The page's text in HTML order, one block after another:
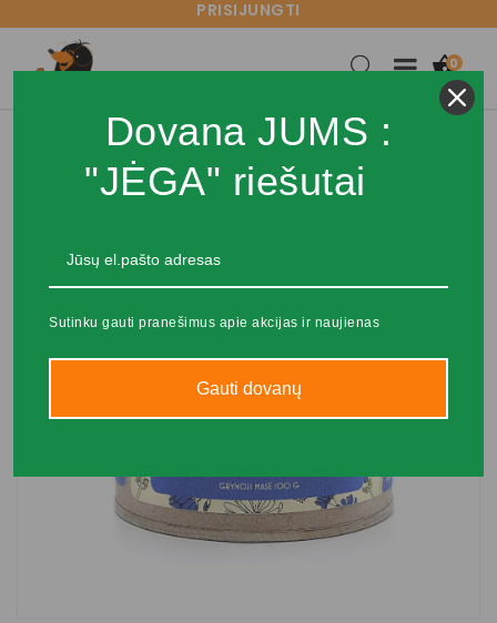
PRISIJUNGTI

0
IŠPARDUOTA
Dovana JUMS :
"JĖGA" riešutai
Sutinku gauti pranešimus apie akcijas ir naujienas
Gauti dovanų